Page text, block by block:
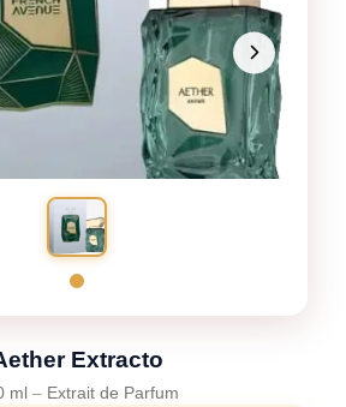
Extracto
ml – Extrait de Parfum